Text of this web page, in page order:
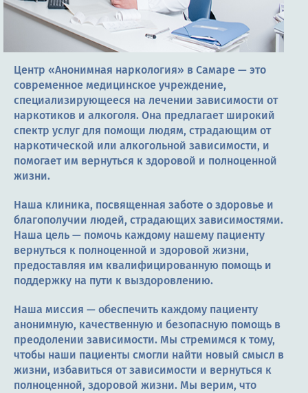
Контакты
Круглосуточно, анонимно
+7 (905) 483-87-88
Адрес call-центра
Самара, Некрасовская улица, 74
Центр «Анонимная наркология» в Самаре — это
современное медицинское учреждение,
специализирующееся на лечении зависимости от
наркотиков и алкоголя. Она предлагает широкий
спектр услуг для помощи людям, страдающим от
наркотической или алкогольной зависимости, и
помогает им вернуться к здоровой и полноценной
жизни.
Наша клиника, посвященная заботе о здоровье и
благополучии людей, страдающих зависимостями.
Наша цель — помочь каждому нашему пациенту
вернуться к полноценной и здоровой жизни,
предоставляя им квалифицированную помощь и
поддержку на пути к выздоровлению.
Наша миссия — обеспечить каждому пациенту
анонимную, качественную и безопасную помощь в
преодолении зависимости. Мы стремимся к тому,
чтобы наши пациенты смогли найти новый смысл в
жизни, избавиться от зависимости и вернуться к
полноценной, здоровой жизни. Мы верим, что